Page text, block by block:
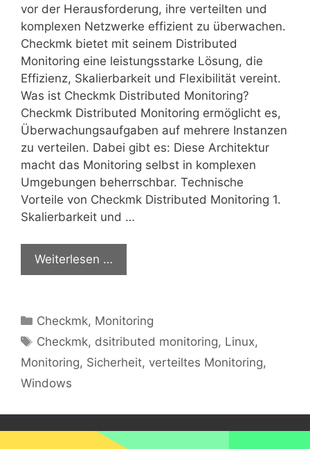
vor der Herausforderung, ihre verteilten und
komplexen Netzwerke effizient zu überwachen.
Checkmk bietet mit seinem Distributed
Monitoring eine leistungsstarke Lösung, die
Effizienz, Skalierbarkeit und Flexibilität vereint.
Was ist Checkmk Distributed Monitoring?
Checkmk Distributed Monitoring ermöglicht es,
Überwachungsaufgaben auf mehrere Instanzen
zu verteilen. Dabei gibt es: Diese Architektur
macht das Monitoring selbst in komplexen
Umgebungen beherrschbar. Technische
Vorteile von Checkmk Distributed Monitoring 1.
Skalierbarkeit und …
Weiterlesen …
Kategorien
Checkmk, Monitoring
Schlagwörter
Checkmk, dsitributed monitoring, Linux,
Monitoring, Sicherheit, verteiltes Monitoring,
Windows